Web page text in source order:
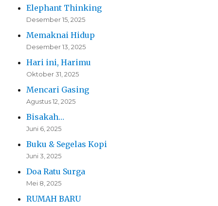
Elephant Thinking
Desember 15, 2025
Memaknai Hidup
Desember 13, 2025
Hari ini, Harimu
Oktober 31, 2025
Mencari Gasing
Agustus 12, 2025
Bisakah…
Juni 6, 2025
Buku & Segelas Kopi
Juni 3, 2025
Doa Ratu Surga
Mei 8, 2025
RUMAH BARU